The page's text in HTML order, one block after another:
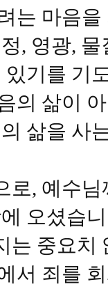
는 마음
, 영광,
있기를 기
의 삶이
삶을 사
로, 예수
오셨습
는 중요치
서 죄를